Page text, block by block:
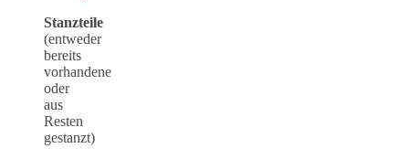
Stanzteile
(entweder
bereits
vorhandene
oder
aus
Resten
gestanzt)